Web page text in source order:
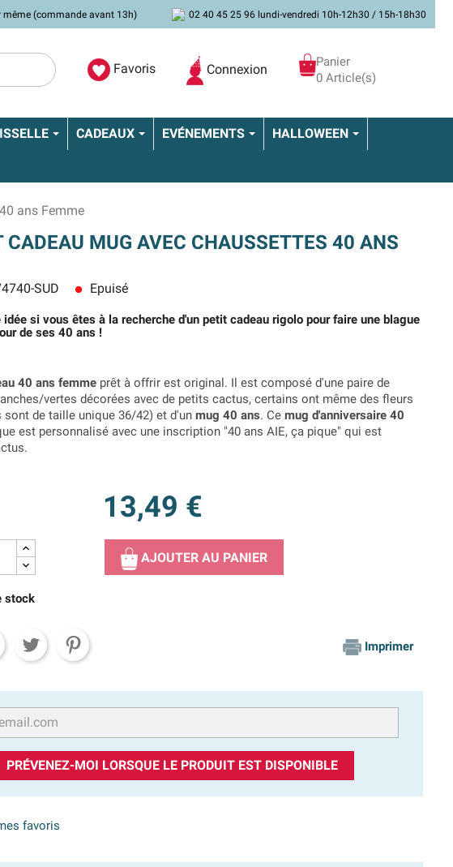
même (commande avant 13h) 02 40 45 25 96 lundi-vendredi 10h-12h30 / 15h-18h30
Favoris Connexion
Panier
0 Article(s)
CADEAUX EVÉNEMENTS HALLOWEEN
ans Femme
CADEAU MUG AVEC CHAUSSETTES 40 ANS
SUD lens Epuisé
si vous êtes à la recherche d'un petit cadeau rigolo pour faire une blague
de ses 40 ans !
40 ans femme prêt à offrir est original. Il est composé d'une paire de
vertes décorées avec de petits cactus, certains ont même des fleurs
de taille unique 36/42) et d'un mug 40 ans. Ce mug d'anniversaire 40
est personnalisé avec une inscription "40 ans AIE, ça pique" qui est
13,49 €
AJOUTER AU PANIER
stock
Imprimer
PRÉVENEZ-MOI LORSQUE LE PRODUIT EST DISPONIBLE
favoris